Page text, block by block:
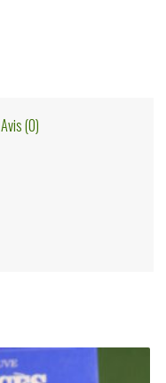
Avis (0)